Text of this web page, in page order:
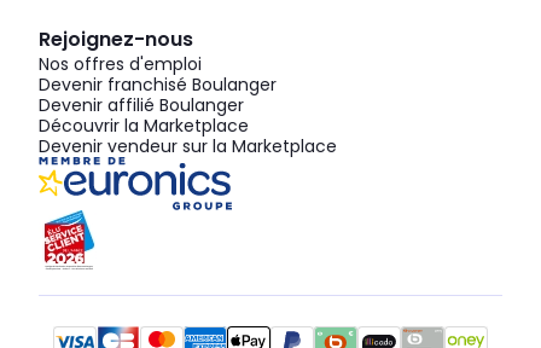
Rejoignez-nous
Nos offres d'emploi
Devenir franchisé Boulanger
Devenir affilié Boulanger
Découvrir la Marketplace
Devenir vendeur sur la Marketplace